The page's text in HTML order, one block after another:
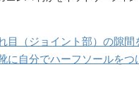
目（ジョイント部）の隙間
に自分でハーフソールをつ